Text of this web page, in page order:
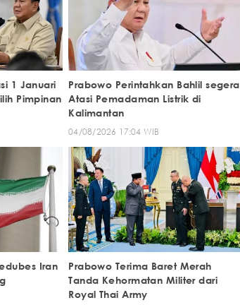
1 Januari
Pimpinan
Prabowo Perintahkan Bahlil segera
Atasi Pemadaman Listrik di
Kalimantan
04/08/2026 17:04 WIB
Iran
Prabowo Terima Baret Merah
Tanda Kehormatan Militer dari
Royal Thai Army